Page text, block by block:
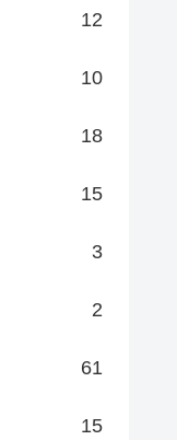
12
10
18
15
3
2
61
15